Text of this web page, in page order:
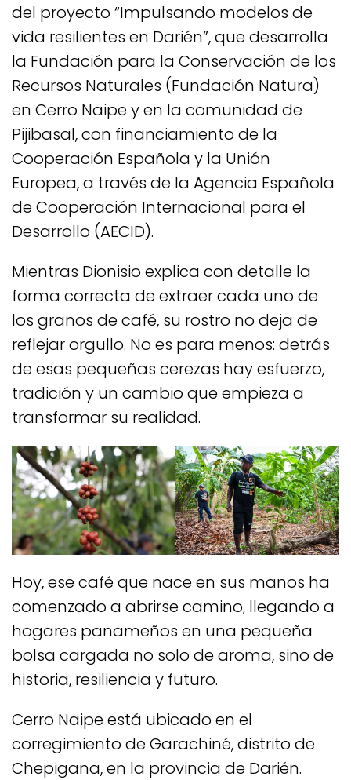
del proyecto “Impulsando modelos de
vida resilientes en Darién”, que desarrolla
la Fundación para la Conservación de los
Recursos Naturales (Fundación Natura)
en Cerro Naipe y en la comunidad de
Pijibasal, con financiamiento de la
Cooperación Española y la Unión
Europea, a través de la Agencia Española
de Cooperación Internacional para el
Desarrollo (AECID).
Mientras Dionisio explica con detalle la
forma correcta de extraer cada uno de
los granos de café, su rostro no deja de
reflejar orgullo. No es para menos: detrás
de esas pequeñas cerezas hay esfuerzo,
tradición y un cambio que empieza a
transformar su realidad.
Hoy, ese café que nace en sus manos ha
comenzado a abrirse camino, llegando a
hogares panameños en una pequeña
bolsa cargada no solo de aroma, sino de
historia, resiliencia y futuro.
Cerro Naipe está ubicado en el
corregimiento de Garachiné, distrito de
Chepigana, en la provincia de Darién.